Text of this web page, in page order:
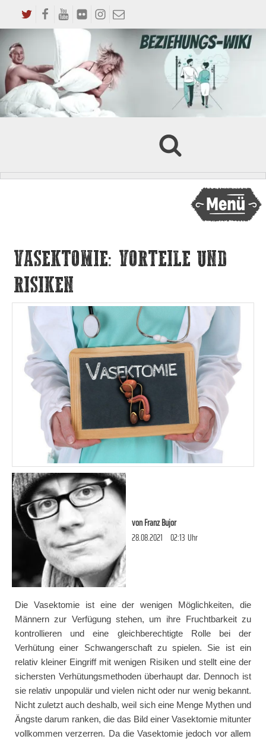
VASEKTOMIE: VORTEILE UND
RISIKEN
vonFranz Bujor
28.08.2021 02:13 Uhr
Die Vasektomie ist eine der wenigen Möglichkeiten, die
Männern zur Verfügung stehen, um ihre Fruchtbarkeit zu
kontrollieren und eine gleichberechtigte Rolle bei der
Verhütung einer Schwangerschaft zu spielen. Sie ist ein
relativ kleiner Eingriff mit wenigen Risiken und stellt eine der
sichersten Verhütungsmethoden überhaupt dar. Dennoch ist
sie relativ unpopulär und vielen nicht oder nur wenig bekannt.
Nicht zuletzt auch deshalb, weil sich eine Menge Mythen und
Ängste darum ranken, die das Bild einer Vasektomie mitunter
vollkommen verzerren. Da die Vasektomie jedoch vor allem